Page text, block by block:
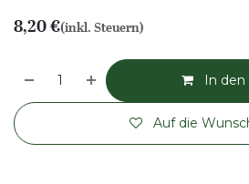
8,20€(inkl. Steuern)
In den
Auf die